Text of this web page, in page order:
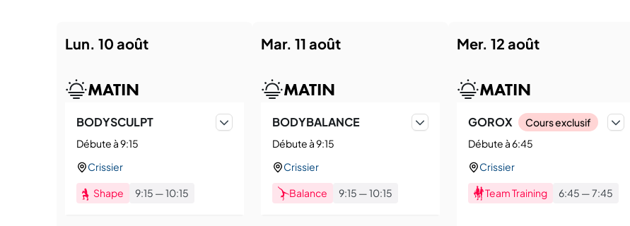
lun. 10 août
MATIN
BODYSCULPT
Débute à 9:15
Crissier
Shape 9:15 —10:15
mar. 11 août
MATIN
BODYBALANCE
Débute à 9:15
Crissier
Balance 9:15 —10:15
mer. 12 août
MATIN
GOROX
Cours exclusif
Débute à 6:45
Crissier
Team Training 6:45 —7:45